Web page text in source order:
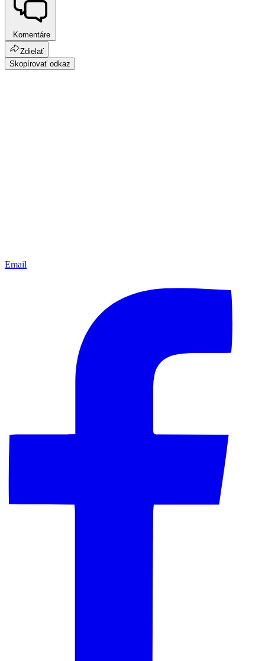
Komentáre
Zdielať
Skopírovať odkaz
Email